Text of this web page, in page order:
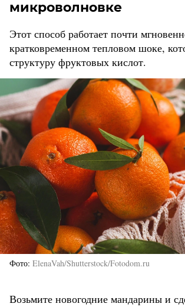
микроволновке
Этот способ работает почти
кратковременном тепловом шоке,
структуру фруктовых кислот.
Фото ElenaVah/Shutterstock/Fotodom.ru
Возьмите новогодние мандарины и